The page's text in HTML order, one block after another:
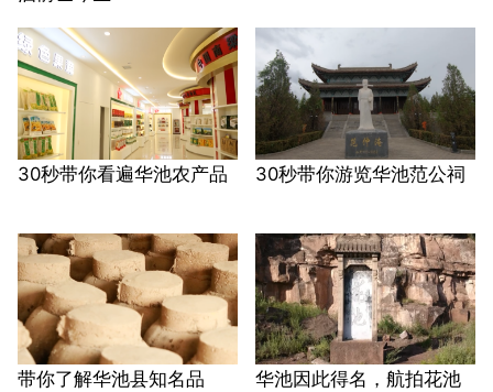
30秒带你看遍华池农产品 30秒带你游览华池范公祠
带你了解华池县知名品
华池因此得名，航拍花池